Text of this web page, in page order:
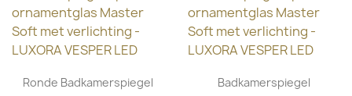
Ronde Badkamerspiegel
Badkamerspiegel